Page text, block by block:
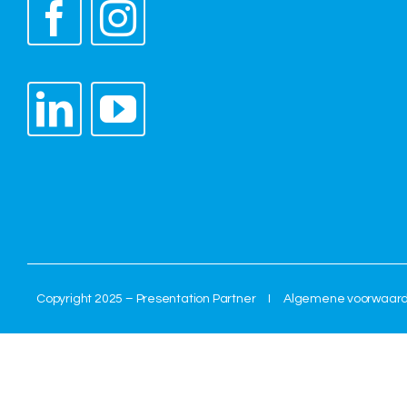
Copyright 2025 – Presentation Partner IAlgemene